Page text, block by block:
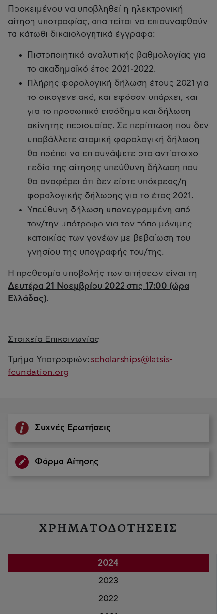
Προκειμένου να υποβληθεί η ηλεκτρονική
αίτηση υποτροφίας, απαιτείται να επισυναφθούν
τα κάτωθι δικαιολογητικά έγγραφα:
Πιστοποιητικό αναλυτικής βαθμολογίας για
το ακαδημαϊκό έτος 2021-2022.
Πλήρης φορολογική δήλωση έτους 2021 για
το οικογενειακό, και εφόσον υπάρχει, και
για το προσωπικό εισόδημα και δήλωση
ακίνητης περιουσίας. Σε περίπτωση που δεν
υποβάλλετε ατομική φορολογική δήλωση
θα πρέπει να επισυνάψετε στο αντίστοιχο
πεδίο της αίτησης υπεύθυνη δήλωση που
θα αναφέρει ότι δεν είστε υπόχρεος/η
φορολογικής δήλωσης για το έτος 2021.
Υπεύθυνη δήλωση υπογεγραμμένη από
τον/την υπότροφο για τον τόπο μόνιμης
κατοικίας των γονέων με βεβαίωση του
γνησίου της υπογραφής του/της.
Η προθεσμία υποβολής των αιτήσεων είναι τη
Δευτέρα 21 Νοεμβρίου 2022 στις 17:00 (ώρα
Ελλάδος).
Στοιχεία Επικοινωνίας
Τμήμα Υποτροφιών: scholarships@latsis-
foundation.org
Συχνές Ερωτήσεις
Φόρμα Αίτησης
ΧΡΗΜΑΤΟΔΟΤΗΣΕΙΣ
2024
2023
2022